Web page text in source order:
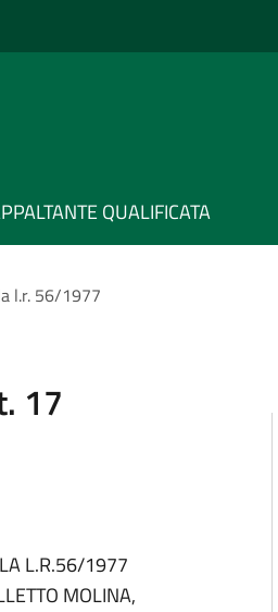
QUALIFICATA
l.r. 56/1977
17
L.R.56/1977
MOLINA,